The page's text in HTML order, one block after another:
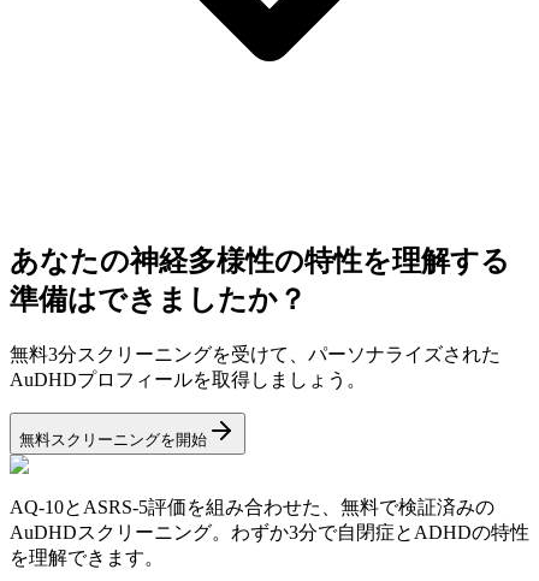
あなたの神経多様性の特性を理解する
準備はできましたか？
無料3分スクリーニングを受けて、パーソナライズされた
AuDHDプロフィールを取得しましょう。
無料スクリーニングを開始
AQ-10とASRS-5評価を組み合わせた、無料で検証済みの
AuDHDスクリーニング。わずか3分で自閉症とADHDの特性
を理解できます。